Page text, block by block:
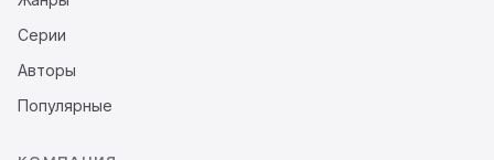
Серии
Авторы
Популярные